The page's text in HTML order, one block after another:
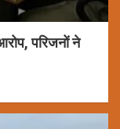
परिजनों ने